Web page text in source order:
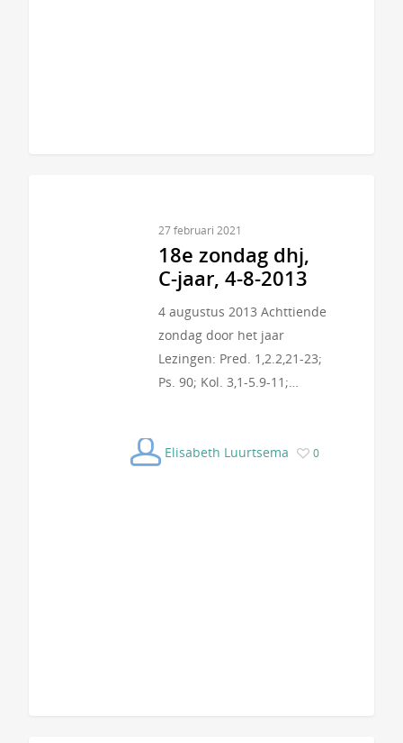
27 februari 2021
18e zondag dhj,
C-jaar, 4-8-2013
4 augustus 2013 Achttiende
zondag door het jaar
Lezingen: Pred. 1,2.2,21-23;
Ps. 90; Kol. 3,1-5.9-11;…
Elisabeth Luurtsema 0